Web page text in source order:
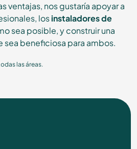
ventajas, nos gustaría apoyar a
losinstaladores de
sea posible, y construir una
sea beneficiosa para ambos.
las áreas.